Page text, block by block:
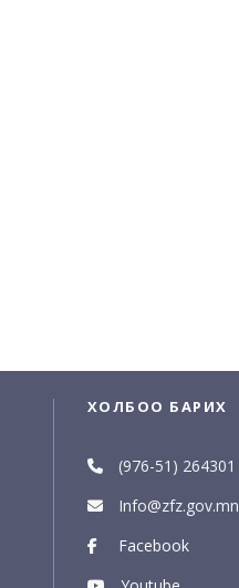
ХОЛБОО БАРИХ
(976-51) 264301
Info@zfz.gov.mn
Facebook